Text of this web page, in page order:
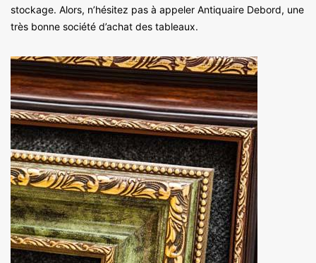
stockage. Alors, n’hésitez pas à appeler Antiquaire Debord, une
très bonne société d’achat des tableaux.